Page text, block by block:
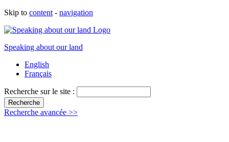
Skip to content - navigation
Speaking about our land
English
Français
Recherche sur le site :
Recherche avancée >>